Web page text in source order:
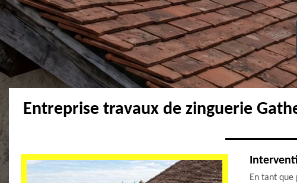
Entreprise travaux de zinguerie
En tant